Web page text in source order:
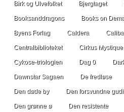
Birk og Ulvefolket Bjergtaget
Booksanddragons Books on
Byens Forlag Caldera
Centralbiblioteket Cirkus Mystique
Cykose-triologien Dag 0
Dawnstar Sagaen De fredløse
Den døde by Den forsvundne
Den grønne ø Den resistente